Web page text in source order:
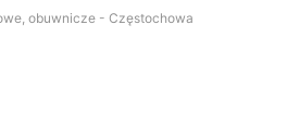
obuwnicze - Częstochowa